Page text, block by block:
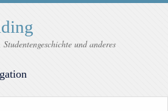
und anderes